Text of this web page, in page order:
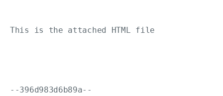
This is the attached HTML file